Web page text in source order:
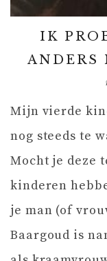
IK
ANDERS
Mijn vierde
nog steeds te
Mocht je deze
kinderen
je man (of
Baargoud is